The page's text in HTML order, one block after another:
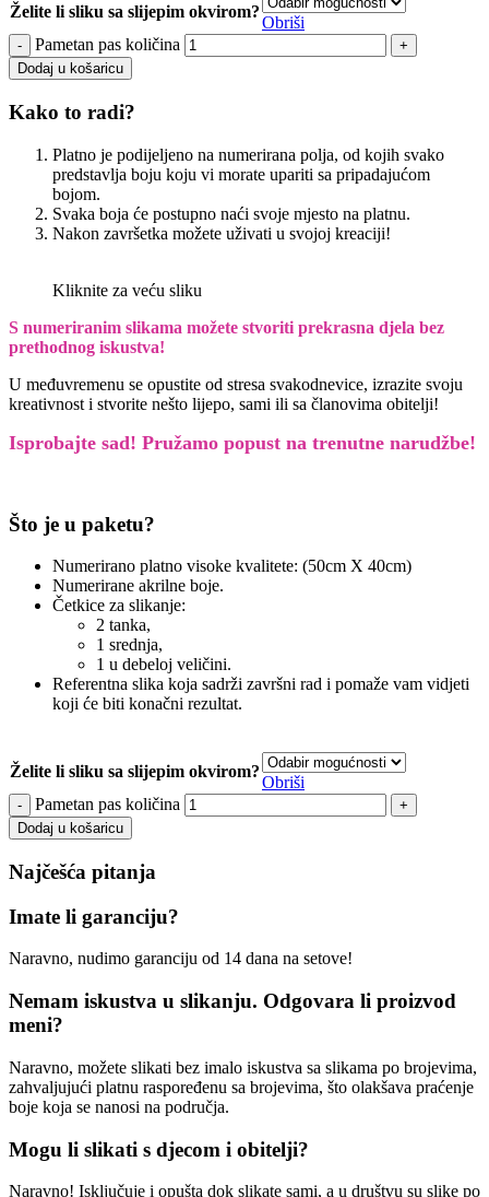
Želite li sliku sa slijepim okvirom?
Obriši
Pametan pas količina
Dodaj u košaricu
Kako to radi?
Platno je podijeljeno na numerirana polja, od kojih svako
predstavlja boju koju vi morate upariti sa pripadajućom
bojom.
Svaka boja će postupno naći svoje mjesto na platnu.
Nakon završetka možete uživati u svojoj kreaciji!
Kliknite za veću sliku
S numeriranim slikama možete stvoriti prekrasna djela bez
prethodnog iskustva!
U međuvremenu se opustite od stresa svakodnevice, izrazite svoju
kreativnost i stvorite nešto lijepo, sami ili sa članovima obitelji!
Isprobajte sad! Pružamo popust na trenutne narudžbe!
Što je u paketu?
Numerirano platno visoke kvalitete: (50cm X 40cm)
Numerirane akrilne boje.
Četkice za slikanje:
2 tanka,
1 srednja,
1 u debeloj veličini.
Referentna slika koja sadrži završni rad i pomaže vam vidjeti
koji će biti konačni rezultat.
Želite li sliku sa slijepim okvirom?
Obriši
Pametan pas količina
Dodaj u košaricu
Najčešća pitanja
Imate li garanciju?
Naravno, nudimo garanciju od 14 dana na setove!
Nemam iskustva u slikanju. Odgovara li proizvod
meni?
Naravno, možete slikati bez imalo iskustva sa slikama po brojevima,
zahvaljujući platnu raspoređenu sa brojevima, što olakšava praćenje
boje koja se nanosi na područja.
Mogu li slikati s djecom i obitelji?
Naravno! Isključuje i opušta dok slikate sami, a u društvu su slike po